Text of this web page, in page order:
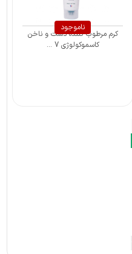
ناموجود
کرم مرطوب کننده دست و ناخن
کاسموکولوژی 7 ...